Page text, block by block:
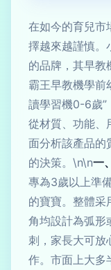
在如今的育兒市
擇越來越謹慎。
的品牌，其早教
霸王早教機學前
讀學習機0-6歲”
從材質、功能、
面分析該產品的
的決策。\n\n一
專為3歲以上準
的寶寶。整體采
角均設計為弧形
刺，家長大可放
作。市面上大多